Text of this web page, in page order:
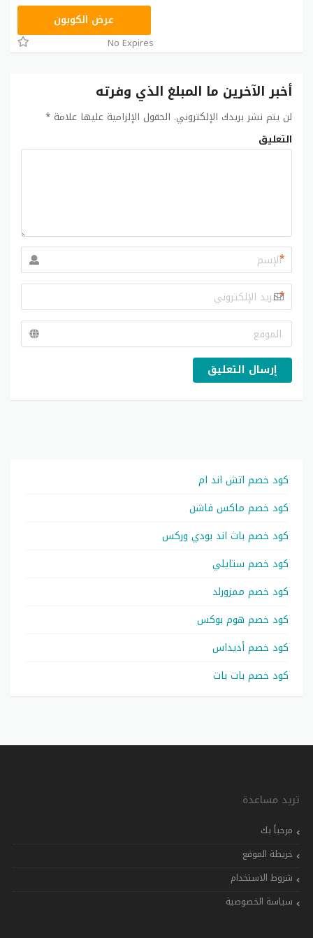
عرض الكوبون
No Expires
أخبر الآخرين ما المبلغ الذي وفرته
لن يتم نشر بريدك الإلكتروني. الحقول الإلزامية عليها علامة *
التعليق
*
*
إرسال التعليق
كود خصم اتش اند ام
كود خصم ماكس فاشن
كود خصم باث اند بودي وركس
كود خصم ستايلي
كود خصم ممزورلد
كود خصم هوم بوكس
كود خصم أديداس
كود خصم بات بات
تريد مساعدة
مرحباً بك
خريطة الموقع
شروط الاستخدام
سياسة الخصوصية